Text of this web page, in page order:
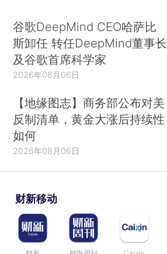
谷歌DeepMind CEO哈萨比
斯卸任 转任DeepMind董事长
及谷歌首席科学家
2026年08月06日
【地缘图志】商务部公布对美
反制清单，黄金大涨后持续性
如何
2026年08月06日
财新移动